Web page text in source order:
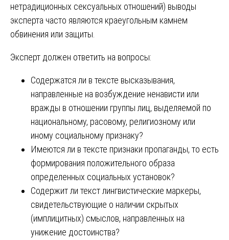
нетрадиционных сексуальных отношений) выводы
эксперта часто являются краеугольным камнем
обвинения или защиты.
Эксперт должен ответить на вопросы:
Содержатся ли в тексте высказывания,
направленные на возбуждение ненависти или
вражды в отношении группы лиц, выделяемой по
национальному, расовому, религиозному или
иному социальному признаку?
Имеются ли в тексте признаки пропаганды, то есть
формирования положительного образа
определенных социальных установок?
Содержит ли текст лингвистические маркеры,
свидетельствующие о наличии скрытых
(имплицитных) смыслов, направленных на
унижение достоинства?